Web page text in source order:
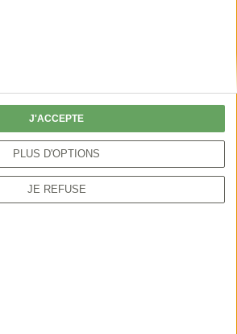
PLUS D'OPTIONS
JE REFUSE
J'ACCEPTE